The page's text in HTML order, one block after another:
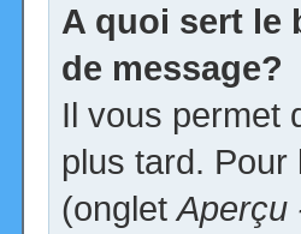
A quoi sert le
de message?
Il vous permet
plus tard. Pour
(ongletAperçu